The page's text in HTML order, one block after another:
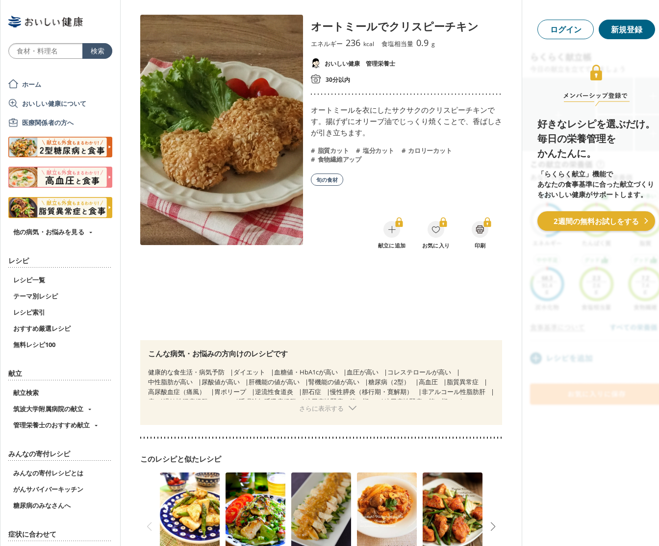
ホーム
おいしい健康について
医療関係者の方へ
他の病気・お悩みを見る
レシピ
レシピ一覧
テーマ別レシピ
レシピ索引
おすすめ厳選レシピ
無料レシピ100
献立
献立検索
筑波大学附属病院の献立
管理栄養士のおすすめ献立
みんなの寄付レシピ
みんなの寄付レシピとは
がんサバイバーキッチン
糖尿病のみなさんへ
症状に合わせて
オートミールでクリスピーチキン
エネルギー 236 kcal 食塩相当量 0.9 g
おいしい健康 管理栄養士
30分以内
オートミールを衣にしたサクサクのクリスピーチキンで
す。揚げずにオリーブ油でじっくり焼くことで、香ばしさ
が引き立ちます。
脂質カット 塩分カット
カロリーカット
食物繊維アップ
旬の食材
献立に追加 お気に入り 印刷
こんな病気・お悩みの方向けのレシピです
健康的な食生活・病気予防 ダイエット 血糖値・HbA1cが高い 血圧が高い
コレステロールが高い
中性脂肪が高い
尿酸値が高い 肝機能の値が高い 腎機能の値が高い 糖尿病（2型） 高血圧
脂質異常症
高尿酸血症（痛風）
胃ポリープ 逆流性食道炎 胆石症 慢性膵炎（移行期・寛解期）
非アルコール性脂肪肝
痔
過敏性腸症候群（IBS） 睡眠時無呼吸症候群 糖尿病性腎症（第１期）
糖尿病性腎症（第２期）
CKD（ステージ２）
妊婦健診・血圧が気になる（初期）
妊婦健診・血糖値が気になる（初期） 妊娠高血圧(中期)
妊娠糖尿病(初期)
フレイル（年齢に合わせた体作り）
さらに表示する
このレシピと似たレシピ
ログイン 新規登録
好きなレシピを選ぶだけ。
毎日の栄養管理を
かんたんに。
「らくらく献立」機能で
あなたの食事基準に合った献立づくり
をおいしい健康がサポートします。
2週間の無料お試しをする